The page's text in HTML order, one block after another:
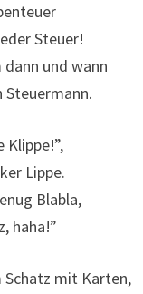
Steuer!
und wann
Steuermann.
Klippe!”,
Lippe.
Blabla,
haha!”
Schatz mit Karten,